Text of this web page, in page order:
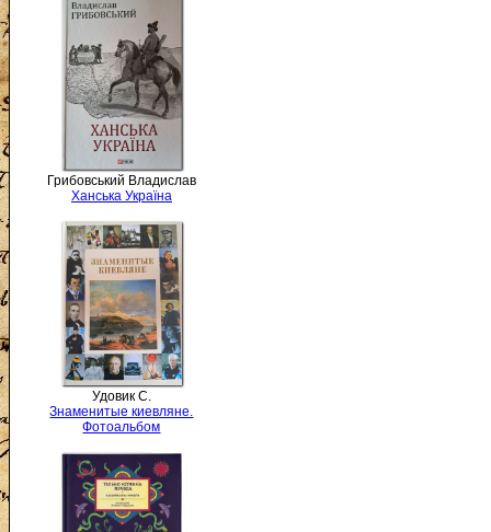
Грибовський Владислав
Ханська Україна
Удовик С.
Знаменитые киевляне.
Фотоальбом